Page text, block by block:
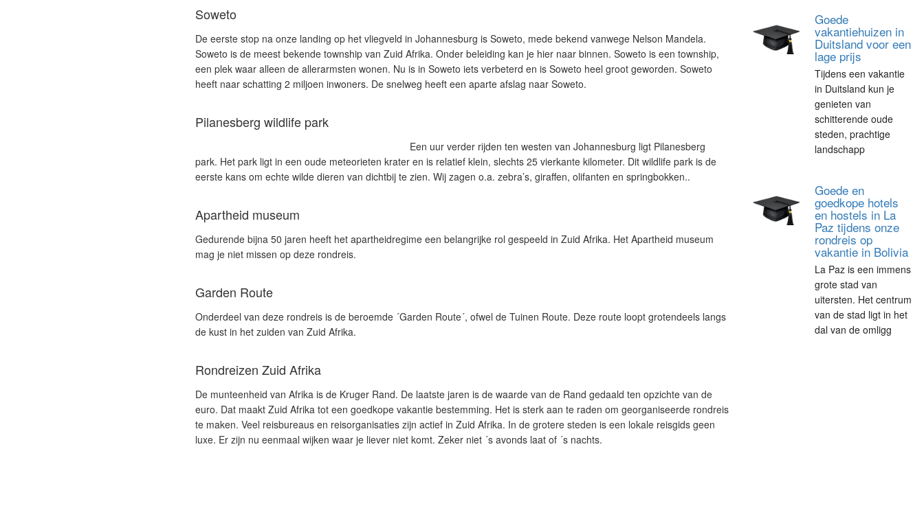
Soweto
De eerste stop na onze landing op het vliegveld in Johannesburg is Soweto, mede bekend vanwege Nelson Mandela.
Soweto is de meest bekende township van Zuid Afrika. Onder beleiding kan je hier naar binnen. Soweto is een township,
een plek waar alleen de allerarmsten wonen. Nu is in Soweto iets verbeterd en is Soweto heel groot geworden. Soweto
heeft naar schatting 2 miljoen inwoners. De snelweg heeft een aparte afslag naar Soweto.
Pilanesberg wildlife park
Een uur verder rijden ten westen van Johannesburg ligt Pilanesberg
park. Het park ligt in een oude meteorieten krater en is relatief klein, slechts 25 vierkante kilometer. Dit wildlife park is de
eerste kans om echte wilde dieren van dichtbij te zien. Wij zagen o.a. zebra’s, giraffen, olifanten en springbokken..
Apartheid museum
Gedurende bijna 50 jaren heeft het apartheidregime een belangrijke rol gespeeld in Zuid Afrika. Het Apartheid museum
mag je niet missen op deze rondreis.
Garden Route
Onderdeel van deze rondreis is de beroemde ´Garden Route´, ofwel de Tuinen Route. Deze route loopt grotendeels langs
de kust in het zuiden van Zuid Afrika.
Rondreizen Zuid Afrika
De munteenheid van Afrika is de Kruger Rand. De laatste jaren is de waarde van de Rand gedaald ten opzichte van de
euro. Dat maakt Zuid Afrika tot een goedkope vakantie bestemming. Het is sterk aan te raden om georganiseerde rondreis
te maken. Veel reisbureaus en reisorganisaties zijn actief in Zuid Afrika. In de grotere steden is een lokale reisgids geen
luxe. Er zijn nu eenmaal wijken waar je liever niet komt. Zeker niet ´s avonds laat of ´s nachts.
Goede
vakantiehuizen in
Duitsland voor een
lage prijs
Tijdens een vakantie
in Duitsland kun je
genieten van
schitterende oude
steden, prachtige
landschapp
Goede en
goedkope hotels
en hostels in La
Paz tijdens onze
rondreis op
vakantie in Bolivia
La Paz is een immens
grote stad van
uitersten. Het centrum
van de stad ligt in het
dal van de omligg